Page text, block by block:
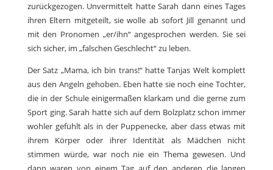
zurückgezogen. Unvermittelt hatte Sarah dann eines Tages
ihren Eltern mitgeteilt, sie wolle ab sofort Jill genannt und
mit den Pronomen „er/ihn“ angesprochen werden. Sie sei
sich sicher, im „falschen Geschlecht“ zu leben.
Der Satz „Mama, ich bin trans!“ hatte Tanjas Welt komplett
aus den Angeln gehoben. Eben hatte sie noch eine Tochter,
die in der Schule einigermaßen klarkam und die gerne zum
Sport ging. Sarah hatte sich auf dem Bolzplatz schon immer
wohler gefühlt als in der Puppenecke, aber dass etwas mit
ihrem Körper oder ihrer Identität als Mädchen nicht
stimmen würde, war noch nie ein Thema gewesen. Und